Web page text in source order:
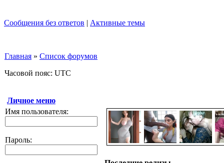
Сообщения без ответов | Активные темы
Главная » Список форумов
Часовой пояс: UTC
Личное меню
Имя пользователя:
Пароль: